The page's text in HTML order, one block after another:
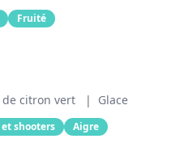
Fruité
de citron vert | Glace
shooters Aigre